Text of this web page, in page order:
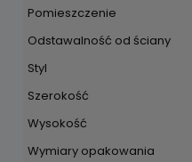
Pomieszczenie
Odstawalność od ściany
Styl
Szerokość
Wysokość
Wymiary opakowania